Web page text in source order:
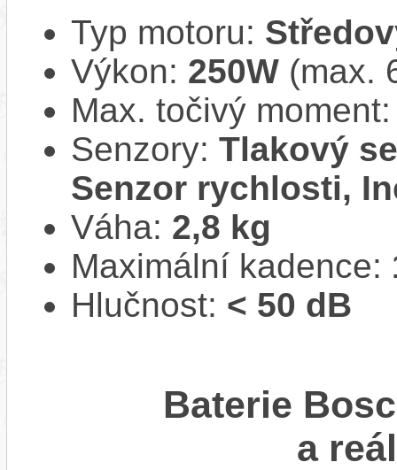
Typ motoru:
Výkon: 250W (max.
Max. točivý
Senzory: Tlakový
Senzor rychlosti,
Váha: 2,8 kg
Maximální kadence:
Hlučnost: < 50 dB
Baterie
a